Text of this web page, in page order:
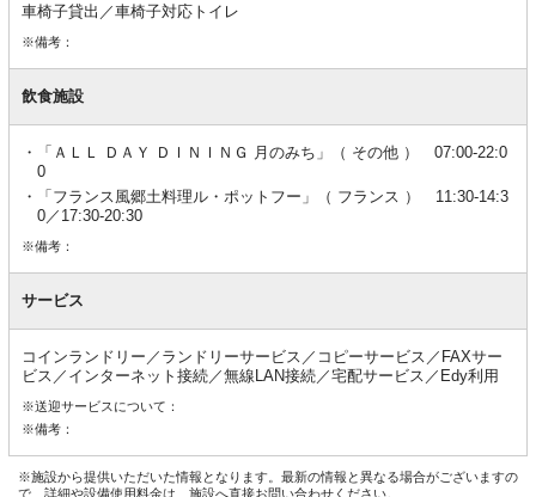
車椅子貸出／車椅子対応トイレ
※備考：
飲食施設
「ＡＬＬ ＤＡＹ ＤＩＮＩＮＧ 月のみち」（ その他 ） 07:00-22:0
0
「フランス風郷土料理ル・ポットフー」（ フランス ） 11:30-14:3
0／17:30-20:30
※備考：
サービス
コインランドリー／ランドリーサービス／コピーサービス／FAXサー
ビス／インターネット接続／無線LAN接続／宅配サービス／Edy利用
※送迎サービスについて：
※備考：
※施設から提供いただいた情報となります。最新の情報と異なる場合がございますの
で、詳細や設備使用料金は、施設へ直接お問い合わせください。